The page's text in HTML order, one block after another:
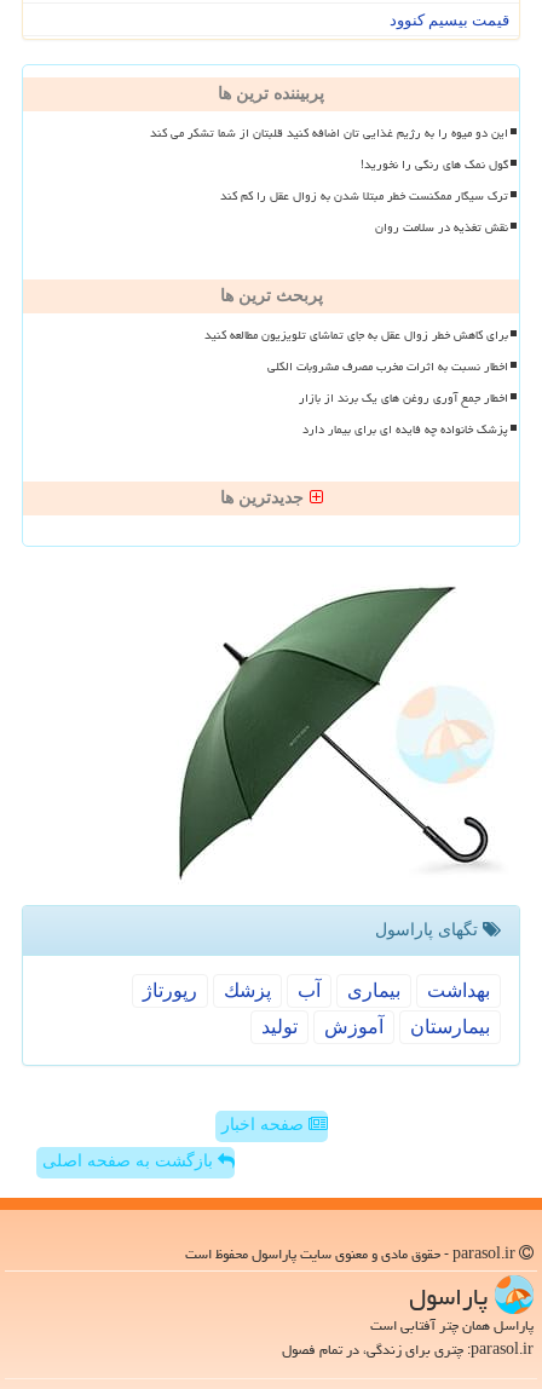
قیمت بیسیم کنوود
پربیننده ترین ها
این دو میوه را به رژیم غذایی تان اضافه کنید قلبتان از شما تشکر می کند
گول نمک های رنگی را نخورید!
ترک سیگار ممکنست خطر مبتلا شدن به زوال عقل را کم کند
نقش تغذیه در سلامت روان
پربحث ترین ها
برای کاهش خطر زوال عقل به جای تماشای تلویزیون مطالعه کنید
اخطار نسبت به اثرات مخرب مصرف مشروبات الکلی
اخطار جمع آوری روغن های یک برند از بازار
پزشک خانواده چه فایده ای برای بیمار دارد
جدیدترین ها
تگهای پاراسول
بهداشت بیماری آب پزشك
رپورتاژ
بیمارستان
آموزش تولید
صفحه اخبار
بازگشت به صفحه اصلی
پاراسول
پاراسل همان چتر آفتابی است
parasol.ir: چتری برای زندگی، در تمام فصول